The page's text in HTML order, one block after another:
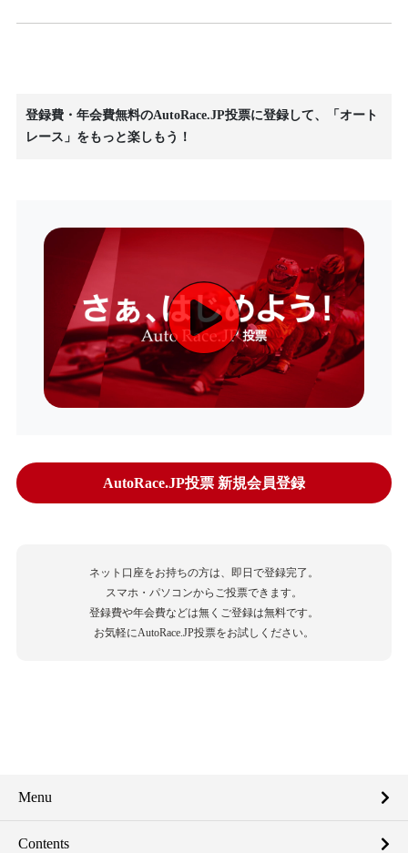
登録費・年会費無料のAutoRace.JP投票に登録して、「オート
レース」をもっと楽しもう！
AutoRace.JP投票 新規会員登録
ネット口座をお持ちの方は、即日で登録完了。
スマホ・パソコンからご投票できます。
登録費や年会費などは無くご登録は無料です。
お気軽にAutoRace.JP投票をお試しください。
Menu
Contents